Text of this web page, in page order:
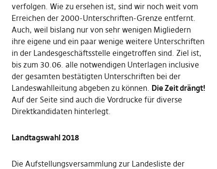
verfolgen. Wie zu ersehen ist, sind wir noch weit vom
Erreichen der 2000-Unterschriften-Grenze entfernt.
Auch, weil bislang nur von sehr wenigen Migliedern
ihre eigene und ein paar wenige weitere Unterschriften
in der Landesgeschäftsstelle eingetroffen sind. Ziel ist,
bis zum 30.06. alle notwendigen Unterlagen inclusive
der gesamten bestätigten Unterschriften bei der
Landeswahlleitung abgeben zu können. Die Zeit drängt!
Auf der Seite sind auch die Vordrucke für diverse
Direktkandidaten hinterlegt.
Landtagswahl 2018
Die Aufstellungsversammlung zur Landesliste der